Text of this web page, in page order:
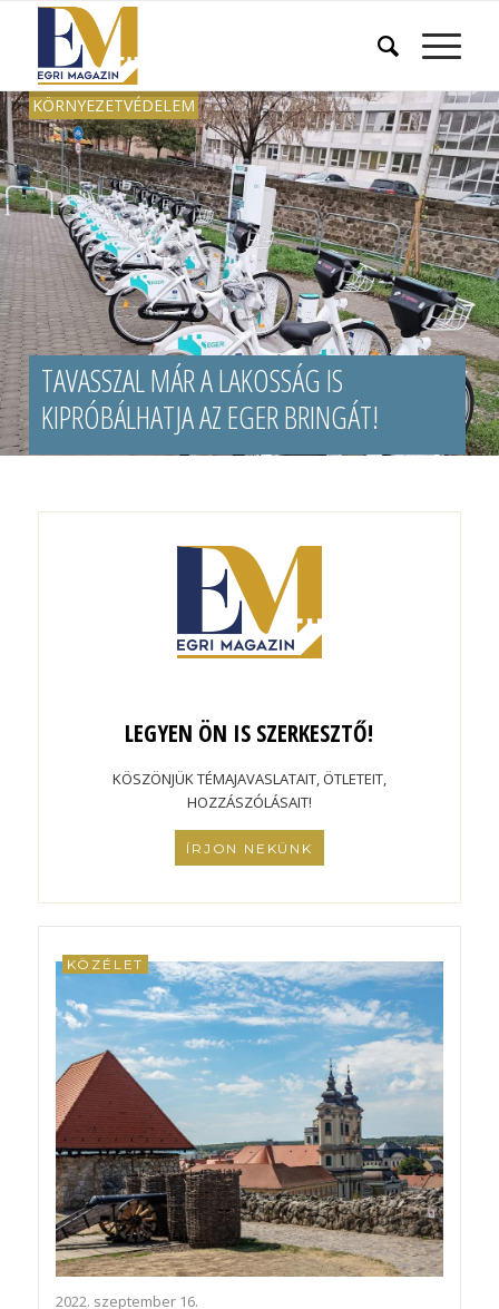
LEGYEN ÖN IS SZERKESZTŐ!
KÖSZÖNJÜK TÉMAJAVASLATAIT, ÖTLETEIT,
HOZZÁSZÓLÁSAIT!
ÍRJON NEKÜNK
KÖZÉLET
2022. szeptember 16.